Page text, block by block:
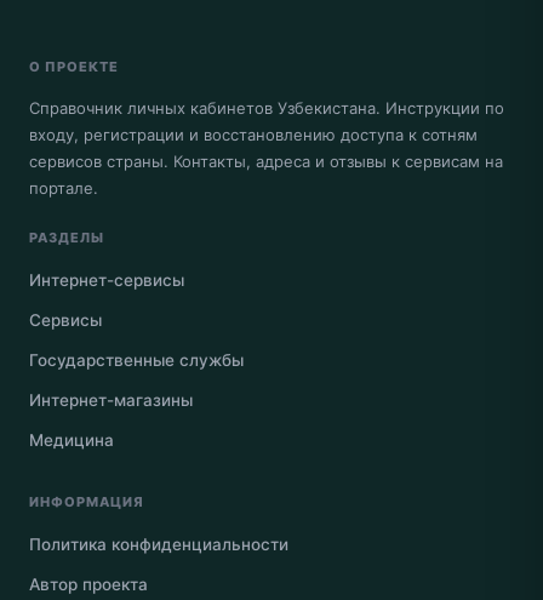
О ПРОЕКТЕ
Справочник личных кабинетов Узбекистана. Инструкции по
входу, регистрации и восстановлению доступа к сотням
сервисов страны. Контакты, адреса и отзывы к сервисам на
портале.
РАЗДЕЛЫ
Интернет-сервисы
Сервисы
Государственные службы
Интернет-магазины
Медицина
ИНФОРМАЦИЯ
Политика конфиденциальности
Автор проекта